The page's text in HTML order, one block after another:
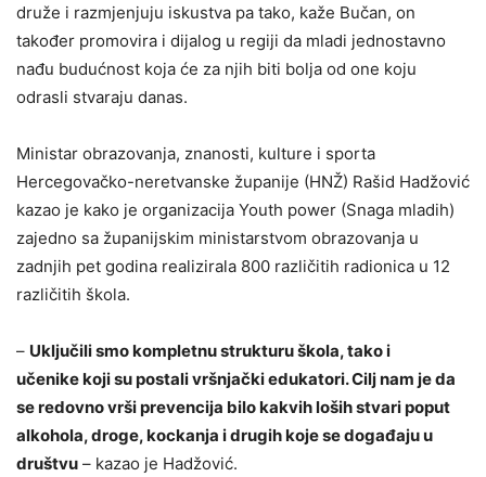
druže i razmjenjuju iskustva pa tako, kaže Bučan, on
također promovira i dijalog u regiji da mladi jednostavno
nađu budućnost koja će za njih biti bolja od one koju
odrasli stvaraju danas.
Ministar obrazovanja, znanosti, kulture i sporta
Hercegovačko-neretvanske županije (HNŽ) Rašid Hadžović
kazao je kako je organizacija Youth power (Snaga mladih)
zajedno sa županijskim ministarstvom obrazovanja u
zadnjih pet godina realizirala 800 različitih radionica u 12
različitih škola.
– Uključili smo kompletnu strukturu škola, tako i
učenike koji su postali vršnjački edukatori. Cilj nam je da
se redovno vrši prevencija bilo kakvih loših stvari poput
alkohola, droge, kockanja i drugih koje se događaju u
društvu – kazao je Hadžović.